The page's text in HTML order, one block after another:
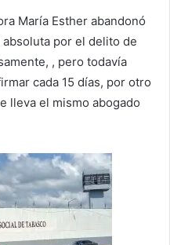
María Esther abandonó
por el delito de
, pero todavía
cada 15 días, por otro
lleva el mismo abogado